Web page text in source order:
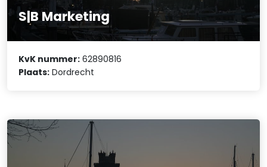
S|B Marketing
KvK nummer: 62890816
Plaats: Dordrecht